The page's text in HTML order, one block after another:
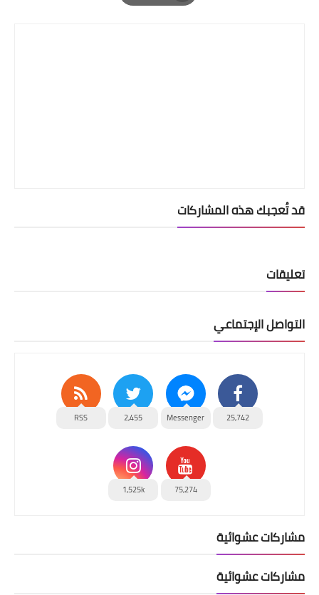
Print
قد تُعجبك هذه المشاركات
تعليقات
التواصل الإجتماعي
25,742
Messenger
2,455
RSS
75,274
1,525k
مشاركات عشوائية
مشاركات عشوائية